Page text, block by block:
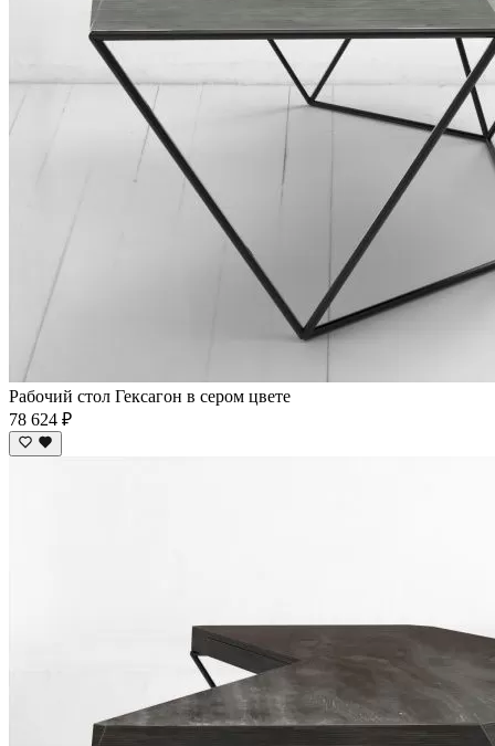
Рабочий стол Гексагон в сером цвете
78 624 ₽